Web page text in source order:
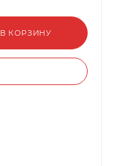
В КОРЗИНУ